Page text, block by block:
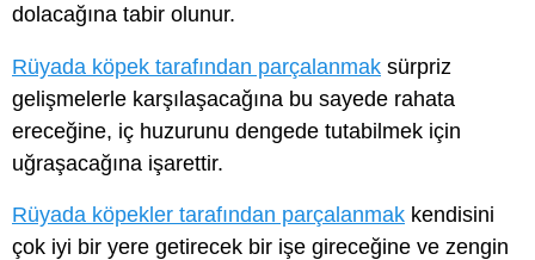
dolacağına tabir olunur.
Rüyada köpek tarafından parçalanmak sürpriz
gelişmelerle karşılaşacağına bu sayede rahata
ereceğine, iç huzurunu dengede tutabilmek için
uğraşacağına işarettir.
Rüyada köpekler tarafından parçalanmak kendisini
çok iyi bir yere getirecek bir işe gireceğine ve zengin